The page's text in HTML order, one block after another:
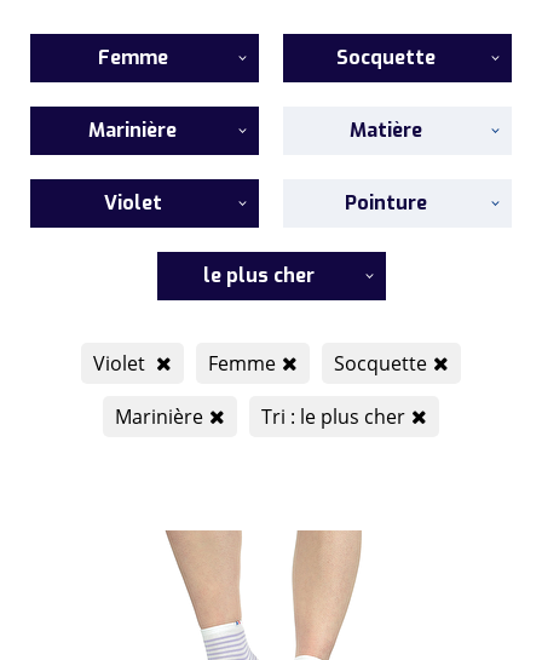
Femme Socquette
Marinière Matière
Violet Pointure
le plus cher
Violet Femme
Socquette
Marinière
Tri : le plus cher